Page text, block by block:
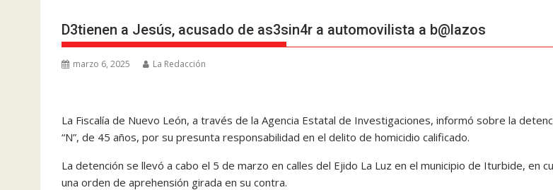
D3tienen a Jesús, acusado de as3sin4r a automovilista a b@lazos
marzo 6, 2025 La Redacción
La Fiscalía de Nuevo León, a través de la Agencia Estatal de Investigaciones, informó sobre la
“N”, de 45 años, por su presunta responsabilidad en el delito de homicidio calificado.
La detención se llevó a cabo el 5 de marzo en calles del Ejido La Luz en el municipio de Iturbide, en
una orden de aprehensión girada en su contra.